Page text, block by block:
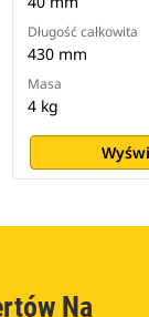
Długość całkowita
430 mm
Masa
4 kg
Na